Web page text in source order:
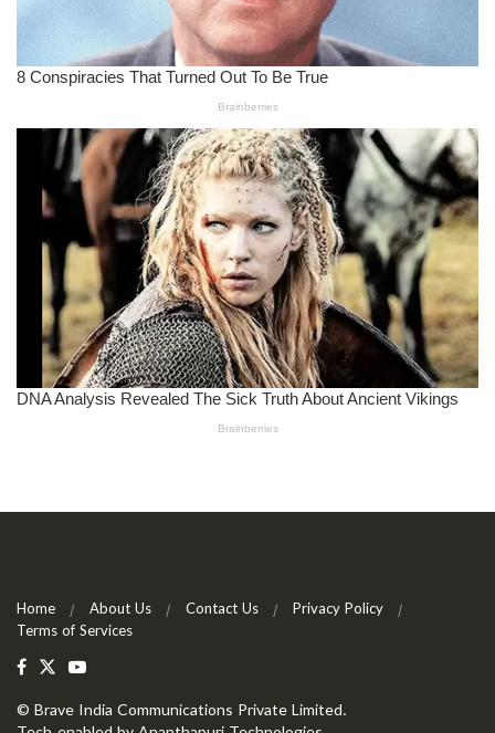
Home About Us Contact Us
Privacy Policy
Terms of Services
© Brave India Communications Private Limited.